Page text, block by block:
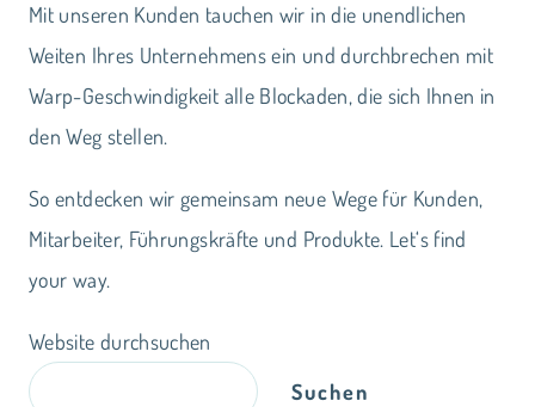
Mit unseren Kunden tauchen wir in die unendlichen
Weiten Ihres Unternehmens ein und durchbrechen mit
Warp-Geschwindigkeit alle Blockaden, die sich Ihnen in
den Weg stellen.
So entdecken wir gemeinsam neue Wege für Kunden,
Mitarbeiter, Führungskräfte und Produkte. Let‘s find
your way.
Website durchsuchen
Suchen